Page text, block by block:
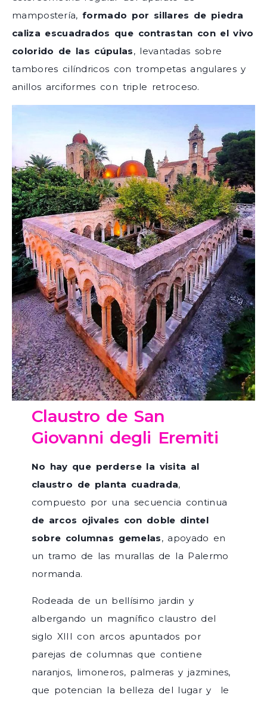
mampostería,formado por sillares de piedra
caliza escuadrados que contrastan con el vivo
colorido de las cúpulas, levantadas sobre
tambores cilíndricos con trompetas angulares y
anillos arciformes con triple retroceso.
Claustro de San
Giovanni degli Eremiti
No hay que perderse la visita al
claustro de planta cuadrada,
compuesto por una secuencia continua
de arcos ojivales con doble dintel
sobre columnas gemelas, apoyado en
un tramo de las murallas de la Palermo
normanda.
Rodeada de un bellísimo jardin y
albergando un magnífico claustro del
siglo XIII con arcos apuntados por
parejas de columnas que contiene
naranjos, limoneros, palmeras y jazmines,
que potencian la belleza del lugar y le